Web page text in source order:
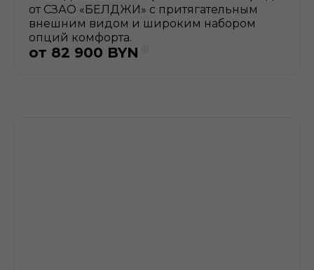
от СЗАО «БЕЛДЖИ» с притягательным
внешним видом и широким набором
опций комфорта.
от 82 900 BYN